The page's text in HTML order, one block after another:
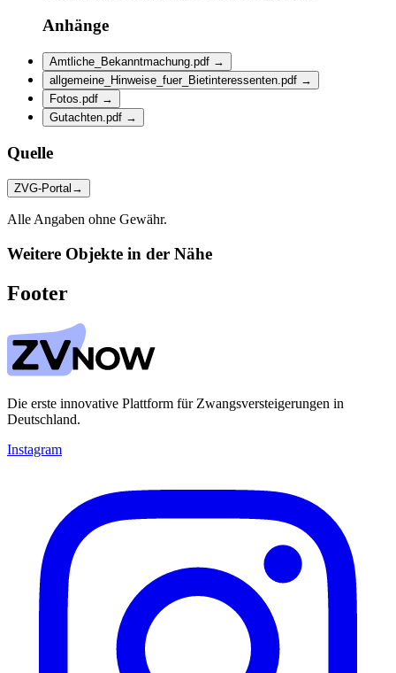
Anhänge
Amtliche_Bekanntmachung.pdf →
allgemeine_Hinweise_fuer_Bietinteressenten.pdf →
Fotos.pdf →
Gutachten.pdf →
Quelle
ZVG-Portal →
Alle Angaben ohne Gewähr.
Weitere Objekte in der Nähe
Footer
Die erste innovative Plattform für Zwangsversteigerungen in
Deutschland.
Instagram